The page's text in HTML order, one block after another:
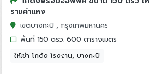
รามคำแหง
เขตบางกะปิ , กรุงเทพมหานคร
พื้นที่ 150 ตรว. 600 ตารางเมตร
ให้เช่า โกดัง โรงงาน, บางกะปิ